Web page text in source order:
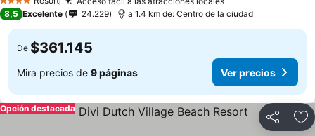
4 Estrellas
8,5 Excelente 24.229 a 1.4 km de: Centro de la ciudad
De $361.145
Mira precios de 9 páginas Ver precios
Compartir
Opción destacada